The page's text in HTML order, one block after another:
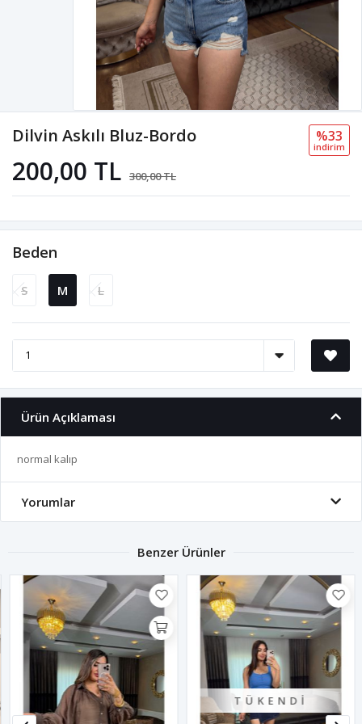
Dilvin Askılı Bluz-Bordo
200,00 TL 300,00 TL
%33
i̇ndi̇ri̇m
Beden
S M L
Ürün Açıklaması
normal kalıp
Yorumlar
Benzer Ürünler
TÜKENDI